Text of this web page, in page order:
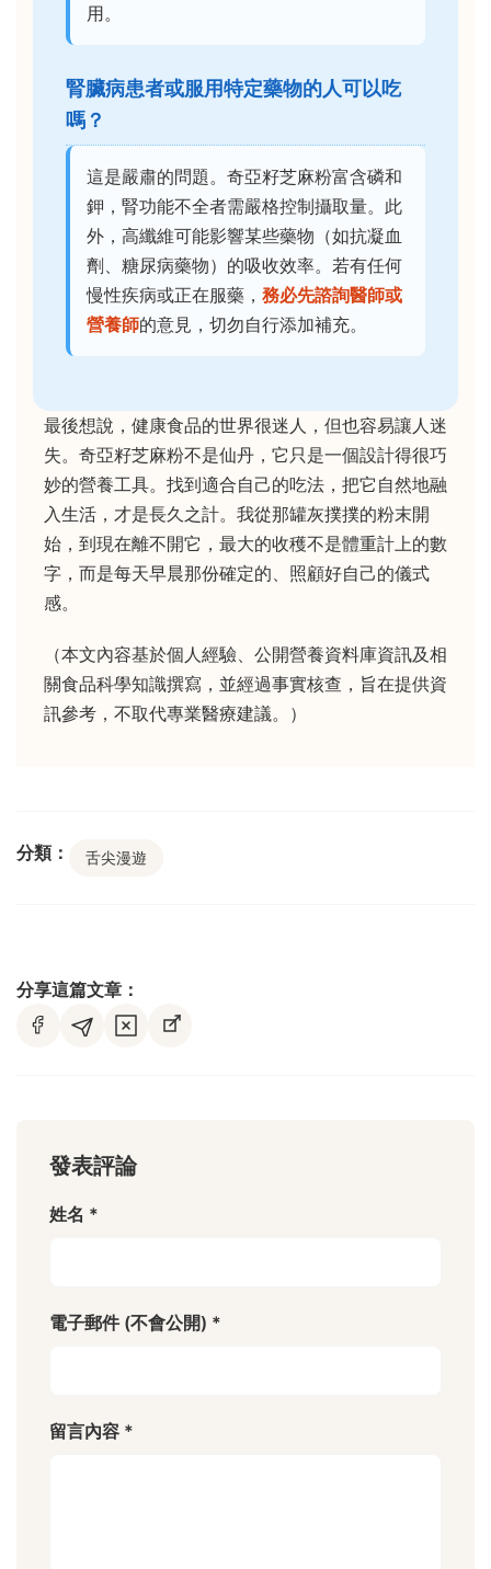
用。
腎臟病患者或服用特定藥物的人可以吃
嗎？
這是嚴肅的問題。奇亞籽芝麻粉富含磷和
鉀，腎功能不全者需嚴格控制攝取量。此
外，高纖維可能影響某些藥物（如抗凝血
劑、糖尿病藥物）的吸收效率。若有任何
慢性疾病或正在服藥， 務必先諮詢醫師或
營養師的意見，切勿自行添加補充。
最後想說，健康食品的世界很迷人，但也容易讓人迷
失。奇亞籽芝麻粉不是仙丹，它只是一個設計得很巧
妙的營養工具。找到適合自己的吃法，把它自然地融
入生活，才是長久之計。我從那罐灰撲撲的粉末開
始，到現在離不開它，最大的收穫不是體重計上的數
字，而是每天早晨那份確定的、照顧好自己的儀式
感。
（本文內容基於個人經驗、公開營養資料庫資訊及相
關食品科學知識撰寫，並經過事實核查，旨在提供資
訊參考，不取代專業醫療建議。）
分類： 舌尖漫遊
分享這篇文章：
發表評論
姓名 *
電子郵件 (不會公開) *
留言內容 *